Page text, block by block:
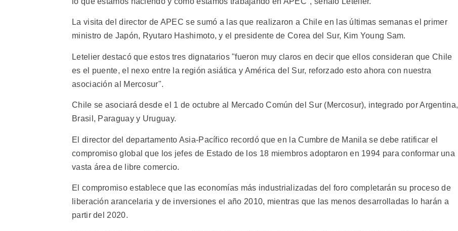
La visita del director de APEC se sumó a las que realizaron a Chile en las últimas semanas el primer
ministro de Japón, Ryutaro Hashimoto, y el presidente de Corea del Sur, Kim Young Sam.
Letelier destacó que estos tres dignatarios "fueron muy claros en decir que ellos consideran que Chile
es el puente, el nexo entre la región asiática y América del Sur, reforzado esto ahora con nuestra
asociación al Mercosur".
Chile se asociará desde el 1 de octubre al Mercado Común del Sur (Mercosur), integrado por Argentina,
Brasil, Paraguay y Uruguay.
El director del departamento Asia-Pacífico recordó que en la Cumbre de Manila se debe ratificar el
compromiso global que los jefes de Estado de los 18 miembros adoptaron en 1994 para conformar una
vasta área de libre comercio.
El compromiso establece que las economías más industrializadas del foro completarán su proceso de
liberación arancelaria y de inversiones el año 2010, mientras que las menos desarrolladas lo harán a
partir del 2020.